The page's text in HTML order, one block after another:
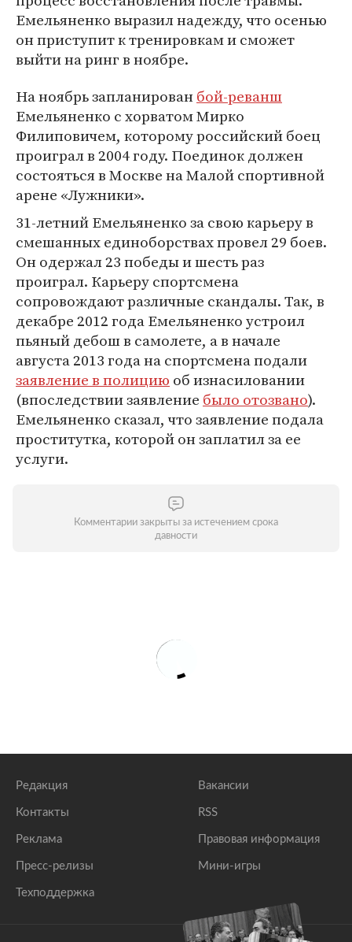
Емельяненко выразил надежду, что осенью
он приступит к тренировкам и сможет
выйти на ринг в ноябре.
На ноябрь запланированбой-реванш
Емельяненко с хорватом Мирко
Филиповичем, которому российский боец
проиграл в 2004 году. Поединок должен
состояться в Москве на Малой спортивной
арене «Лужники».
31-летний Емельяненко за свою карьеру в
смешанных единоборствах провел 29 боев.
Он одержал 23 победы и шесть раз
проиграл. Карьеру спортсмена
сопровождают различные скандалы. Так, в
декабре 2012 года Емельяненко устроил
пьяный дебош в самолете, а в начале
августа 2013 года на спортсмена подали
заявление в полицию об изнасиловании
(впоследствии заявление было отозвано).
Емельяненко сказал, что заявление подала
проститутка, которой он заплатил за ее
услуги.
Комментарии закрыты за истечением срока
давности
Редакция
Контакты
Реклама
Пресс-релизы
Техподдержка
Вакансии
RSS
Правовая информация
Мини-игры